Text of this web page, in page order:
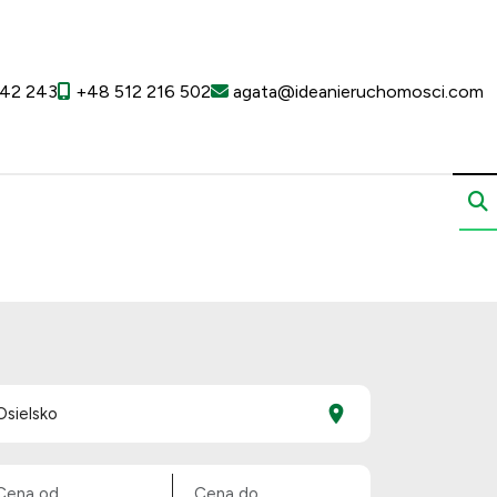
243 +48 512 216 502 agata@ideanieruchomosci.com